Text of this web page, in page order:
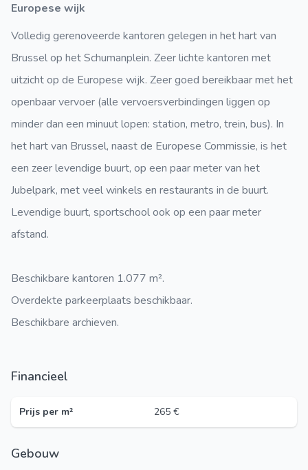
Europese wijk
Volledig gerenoveerde kantoren gelegen in het hart van
Brussel op het Schumanplein. Zeer lichte kantoren met
uitzicht op de Europese wijk. Zeer goed bereikbaar met het
openbaar vervoer (alle vervoersverbindingen liggen op
minder dan een minuut lopen: station, metro, trein, bus). In
het hart van Brussel, naast de Europese Commissie, is het
een zeer levendige buurt, op een paar meter van het
Jubelpark, met veel winkels en restaurants in de buurt.
Levendige buurt, sportschool ook op een paar meter
afstand.
Beschikbare kantoren 1.077 m².
Overdekte parkeerplaats beschikbaar.
Beschikbare archieven.
Financieel
Prijs per m² 265 €
Gebouw